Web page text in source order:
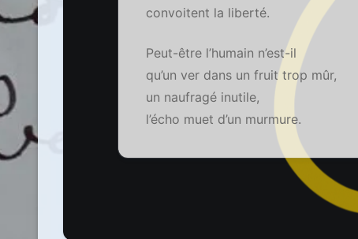
convoitent la liberté.
Peut-être l’humain n’est-il
qu’un ver dans un fruit trop mûr,
un naufragé inutile,
l’écho muet d’un murmure.